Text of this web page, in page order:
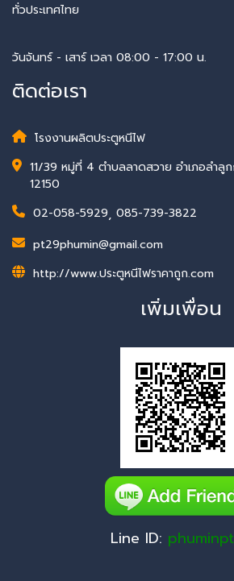
ทั่วประเทศไทย
วันจันทร์ - เสาร์ เวลา 08:00 - 17:00 น.
ติดต่อเรา
โรงงานผลิตประตูหนีไฟ
11/39 หมู่ที่ 4 ตำบลลาดสวาย อำเภอลำลู
12150
02-058-5929, 085-739-3822
pt29phumin@gmail.com
http://www.ประตูหนีไฟราคาถูก.com
เพิ่มเพื่อน
Line ID: